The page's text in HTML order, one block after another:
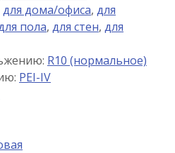
для дома/офиса, для
пола, для стен, для
R10 (нормальное)
PEI-IV